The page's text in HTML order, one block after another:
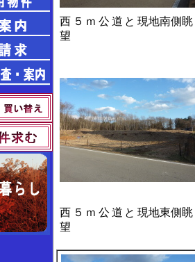
西５ｍ公道と 現地南側眺
望
西５ｍ公道と 現地東側眺
望